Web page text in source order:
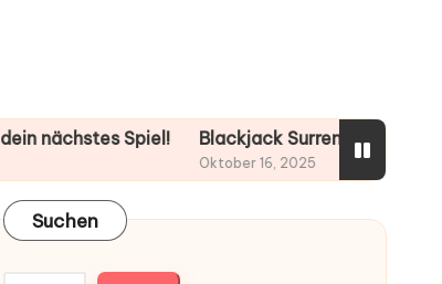
Spiel! Blackjack Surrender: 5 Tipps für
Oktober 16, 2025
Suchen